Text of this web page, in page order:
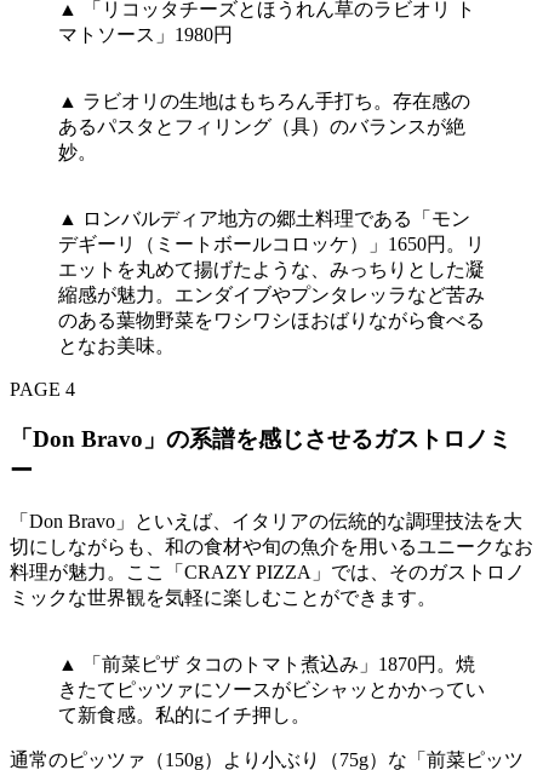
▲ 「リコッタチーズとほうれん草のラビオリ ト
マトソース」1980円
▲ ラビオリの生地はもちろん手打ち。存在感の
あるパスタとフィリング（具）のバランスが絶
妙。
▲ ロンバルディア地方の郷土料理である「モン
デギーリ（ミートボールコロッケ）」1650円。リ
エットを丸めて揚げたような、みっちりとした凝
縮感が魅力。エンダイブやプンタレッラなど苦み
のある葉物野菜をワシワシほおばりながら食べる
となお美味。
PAGE 4
「Don Bravo」の系譜を感じさせるガストロノミ
ー
「Don Bravo」といえば、イタリアの伝統的な調理技法を大
切にしながらも、和の食材や旬の魚介を用いるユニークなお
料理が魅力。ここ「CRAZY PIZZA」では、そのガストロノ
ミックな世界観を気軽に楽しむことができます。
▲ 「前菜ピザ タコのトマト煮込み」1870円。焼
きたてピッツァにソースがビシャッとかかってい
て新食感。私的にイチ押し。
通常のピッツァ（150g）より小ぶり（75g）な「前菜ピッツ